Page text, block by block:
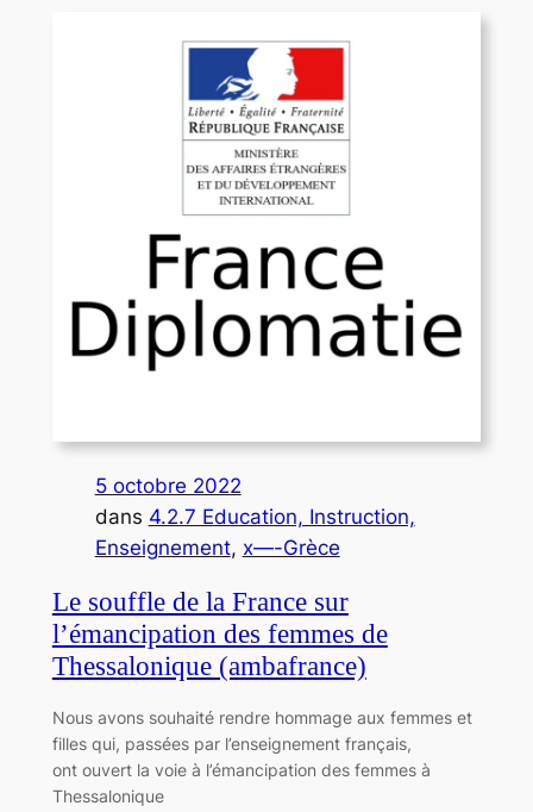
5 octobre 2022
dans 4.2.7 Education, Instruction,
Enseignement, x—-Grèce
Le souffle de la France sur
l’émancipation des femmes de
Thessalonique (ambafrance)
Nous avons souhaité rendre hommage aux femmes et
filles qui, passées par l’enseignement français,
ont ouvert la voie à l’émancipation des femmes à
Thessalonique